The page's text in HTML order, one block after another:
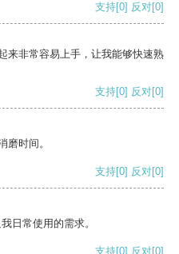
支持[0] 反对[0]
来非常容易上手，让我能够快速熟
支持[0] 反对[0]
磨时间。
支持[0] 反对[0]
日常使用的需求。
支持[0] 反对[0]